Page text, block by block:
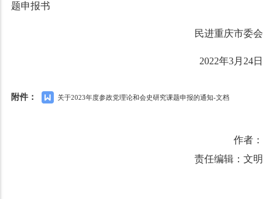
题申报书
民进重庆市委会
2022年3月24日
附件： 关于2023年度参政党理论和会史研究课题申报的通知-文档
作者：
责任编辑：文明